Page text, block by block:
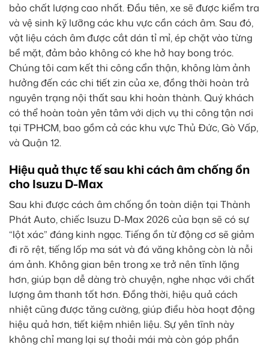
bảo chất lượng cao nhất. Đầu tiên, xe sẽ được kiểm tra
và vệ sinh kỹ lưỡng các khu vực cần cách âm. Sau đó,
vật liệu cách âm được cắt dán tỉ mỉ, ép chặt vào từng
bề mặt, đảm bảo không có khe hở hay bong tróc.
Chúng tôi cam kết thi công cẩn thận, không làm ảnh
hưởng đến các chi tiết zin của xe, đồng thời hoàn trả
nguyên trạng nội thất sau khi hoàn thành. Quý khách
có thể hoàn toàn yên tâm với dịch vụ thi công tận nơi
tại TPHCM, bao gồm cả các khu vực Thủ Đức, Gò Vấp,
và Quận 12.
Hiệu quả thực tế sau khi cách âm chống ồn
cho Isuzu D-Max
Sau khi được cách âm chống ồn toàn diện tại Thành
Phát Auto, chiếc Isuzu D-Max 2026 của bạn sẽ có sự
“lột xác” đáng kinh ngạc. Tiếng ồn từ động cơ sẽ giảm
đi rõ rệt, tiếng lốp ma sát và đá văng không còn là nỗi
ám ảnh. Không gian bên trong xe trở nên tĩnh lặng
hơn, giúp bạn dễ dàng trò chuyện, nghe nhạc với chất
lượng âm thanh tốt hơn. Đồng thời, hiệu quả cách
nhiệt cũng được tăng cường, giúp điều hòa hoạt động
hiệu quả hơn, tiết kiệm nhiên liệu. Sự yên tĩnh này
không chỉ mang lại sự thoải mái mà còn góp phần